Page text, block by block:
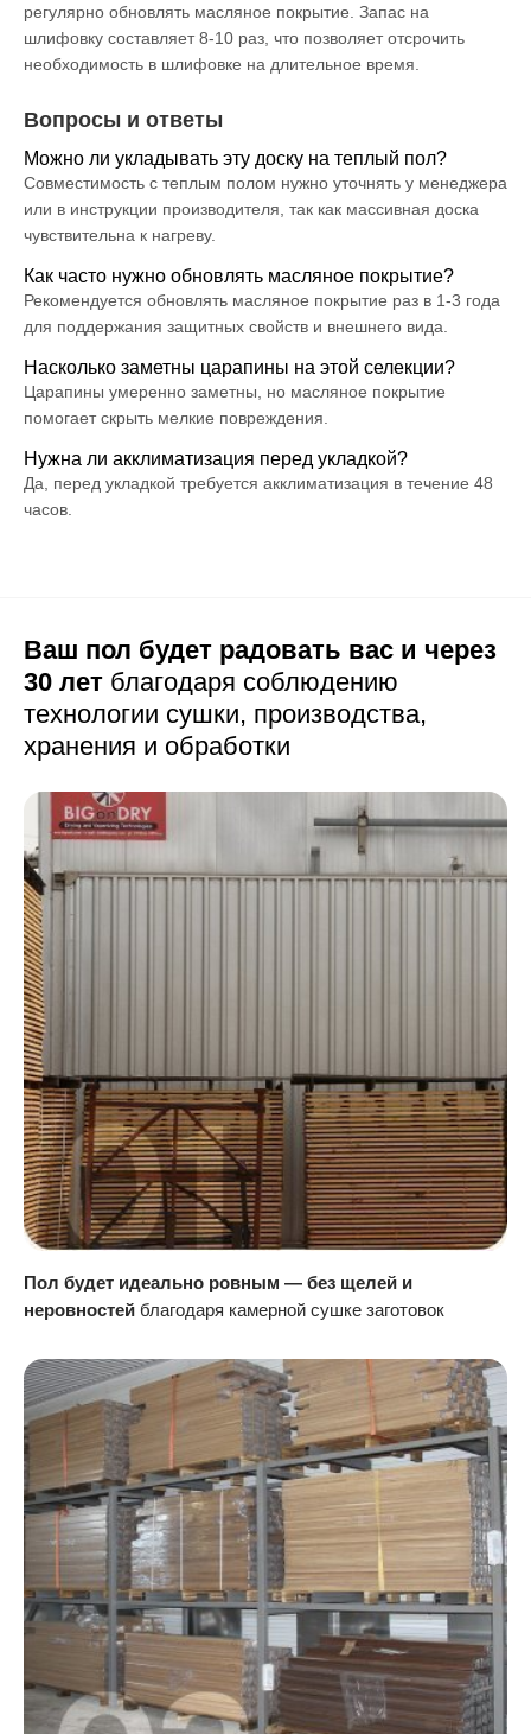
регулярно обновлять масляное покрытие. Запас на
шлифовку составляет 8-10 раз, что позволяет отсрочить
необходимость в шлифовке на длительное время.
Вопросы и ответы
Можно ли укладывать эту доску на теплый пол?
Совместимость с теплым полом нужно уточнять у менеджера
или в инструкции производителя, так как массивная доска
чувствительна к нагреву.
Как часто нужно обновлять масляное покрытие?
Рекомендуется обновлять масляное покрытие раз в 1-3 года
для поддержания защитных свойств и внешнего вида.
Насколько заметны царапины на этой селекции?
Царапины умеренно заметны, но масляное покрытие
помогает скрыть мелкие повреждения.
Нужна ли акклиматизация перед укладкой?
Да, перед укладкой требуется акклиматизация в течение 48
часов.
Ваш пол будет радовать вас и через
30 лет благодаря соблюдению
технологии сушки, производства,
хранения и обработки
Пол будет идеально ровным — без щелей и
неровностей благодаря камерной сушке заготовок